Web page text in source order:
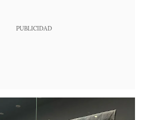
PUBLICIDAD